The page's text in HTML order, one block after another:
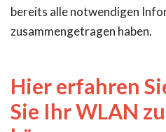
bereits alle notwendigen
zusammengetragen haben.
Hier erfahren
Sie Ihr WLAN